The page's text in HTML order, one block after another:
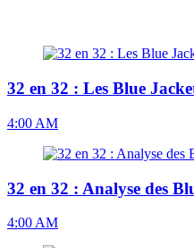
32 en 32 : Les Blue
4:00 AM
32 en 32 : Analyse des
4:00 AM